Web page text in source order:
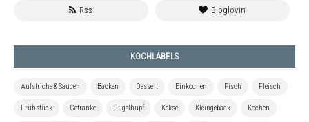
KOCHLABELS
Aufstriche & Saucen Backen Dessert Einkochen Fisch Fleisch
Frühstück Getränke Gugelhupf Kekse Kleingebäck Kochen